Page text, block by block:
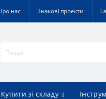
нас Знакові проекти
Купити зі складу